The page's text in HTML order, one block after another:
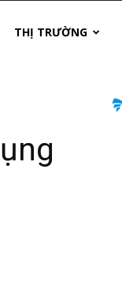
THỊ TRƯỜNG